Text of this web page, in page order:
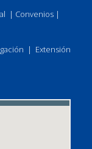
| Convenios|
| Extensión